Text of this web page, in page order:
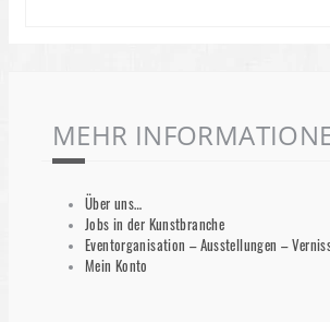
MEHR
Über uns…
Jobs in der Kunstbranche
Eventorganisation – Ausstellungen –
Mein Konto